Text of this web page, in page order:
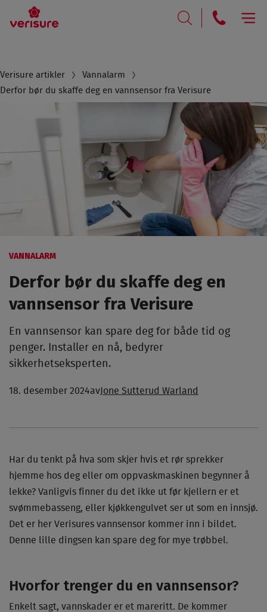
Breadcrumb
Verisure artikler
Vannalarm
Derfor bør du skaffe deg en vannsensor fra Verisure
VANNALARM
Derfor bør du skaffe deg en
vannsensor fra Verisure
En vannsensor kan spare deg for både tid og
penger. Installer en nå, bedyrer
sikkerhetseksperten.
18. desember 2024av Jone Sutterud Warland
Har du tenkt på hva som skjer hvis et rør sprekker
hjemme hos deg eller om oppvaskmaskinen begynner å
lekke? Vanligvis finner du det ikke ut før kjellern er et
svømmebasseng, eller kjøkkengulvet ser ut som en innsjø.
Det er her Verisures vannsensor kommer inn i bildet.
Denne lille dingsen kan spare deg for mye trøbbel.
Hvorfor trenger du en vannsensor?
Enkelt sagt, vannskader er et mareritt. De kommer